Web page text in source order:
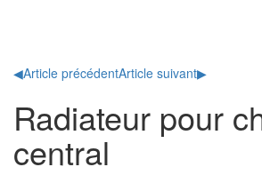
◀Article précédentArticle suivant▶
Radiateur pour
central